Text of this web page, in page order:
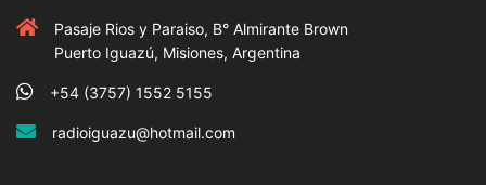
Pasaje Rios y Paraiso, B° Almirante Brown
Puerto Iguazú, Misiones, Argentina
+54 (3757) 1552 5155
radioiguazu@hotmail.com